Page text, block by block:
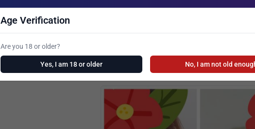
See New Ads
Age Verification
Are you 18 or older?
Yes, I am 18 or older No, I am not old